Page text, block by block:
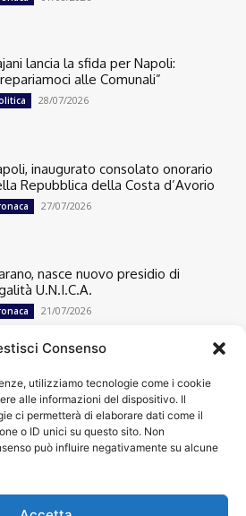
Consenso
utilizziamo tecnologie come i cookie
alle informazioni del dispositivo. Il
ci permetterà di elaborare dati come il
o ID unici su questo sito. Non
può influire negativamente su alcune
lancia la sfida per Napoli:
alle Comunali”
28/07/2026
inaugurato consolato onorario
Repubblica della Costa d’Avorio
27/07/2026
nasce nuovo presidio di
U.N.I.C.A.
21/07/2026
13498
7303
4209